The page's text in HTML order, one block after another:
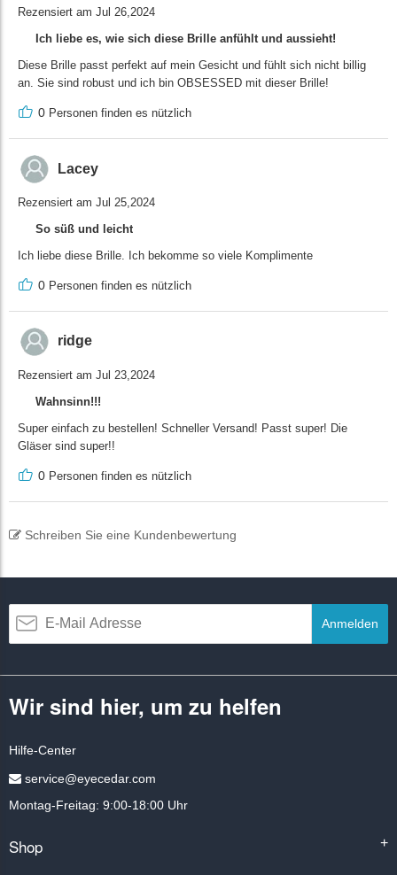
Rezensiert am Jul 26,2024
Ich liebe es, wie sich diese Brille anfühlt und aussieht!
Diese Brille passt perfekt auf mein Gesicht und fühlt sich nicht billig
an. Sie sind robust und ich bin OBSESSED mit dieser Brille!
0 Personen finden es nützlich
Lacey
Rezensiert am Jul 25,2024
So süß und leicht
Ich liebe diese Brille. Ich bekomme so viele Komplimente
0 Personen finden es nützlich
ridge
Rezensiert am Jul 23,2024
Wahnsinn!!!
Super einfach zu bestellen! Schneller Versand! Passt super! Die
Gläser sind super!!
0 Personen finden es nützlich
Schreiben Sie eine Kundenbewertung
Anmelden
Wir sind hier, um zu helfen
Hilfe-Center
service@eyecedar.com
Montag-Freitag: 9:00-18:00 Uhr
Shop +